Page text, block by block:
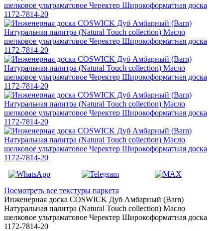
Посмотреть все текстуры паркета
Инженерная доска COSWICK Дуб Амбарный (Barn)
Натуральная палитра (Natural Touch collection) Масло
шелковое ультраматовое Черектер Широкоформатная доска
1172-7814-20